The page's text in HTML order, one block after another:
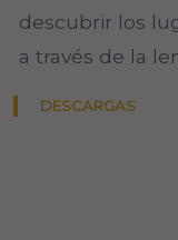
descubrir los
a través de la
DESCARGAS